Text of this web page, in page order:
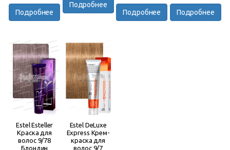
Подробнее
Подробнее
Подробнее Подробнее
Estel Esteller
Краска для
волос 9/78
Блондин
Estel DeLuxe
Express Крем-
краска для
волос 9/7